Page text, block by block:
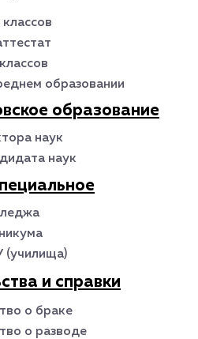
образовании
образование
наук
наук
(училища)
и справки
о браке
о разводе